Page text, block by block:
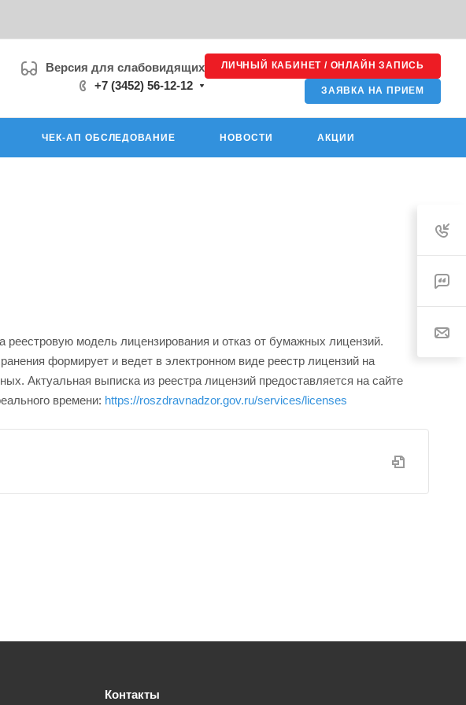
Версия для слабовидящих
+7 (3452) 56-12-12
ЛИЧНЫЙ КАБИНЕТ / ОНЛАЙН ЗАПИСЬ
ЗАЯВКА НА ПРИЕМ
ЧЕК-АП ОБСЛЕДОВАНИЕ НОВОСТИ АКЦИИ
модель лицензирования и отказ от бумажных лицензий.
формирует и ведет в электронном виде реестр лицензий на
Актуальная выписка из реестра лицензий предоставляется на сайте
времени: https://roszdravnadzor.gov.ru/services/licenses
Контакты